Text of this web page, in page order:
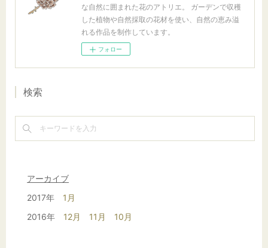
な自然に囲まれた花のアトリエ。 ガーデンで収穫
した植物や自然採取の花材を使い、自然の恵み溢
れる作品を制作しています。
フォロー
検索
アーカイブ
2017年 1月
2016年 12月 11月 10月